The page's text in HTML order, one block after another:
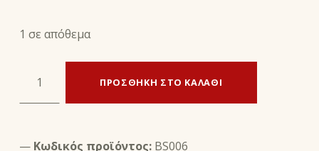
1 σε απόθεμα
ΠΡΟΣΘΉΚΗ ΣΤΟ ΚΑΛΆΘΙ
Κωδικός προϊόντος: BS006